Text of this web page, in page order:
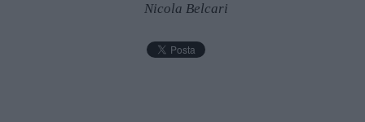
Nicola Belcari